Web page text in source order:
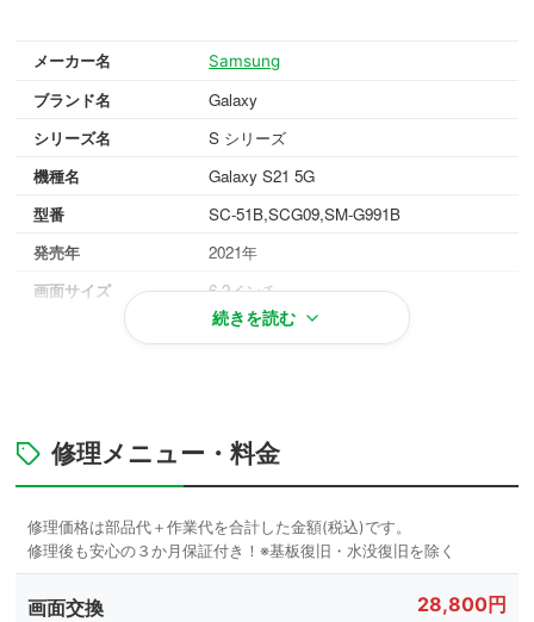
メーカー名 Samsung
ブランド名
Galaxy
シリーズ名
S シリーズ
機種名
Galaxy S21 5G
型番
SC-51B,SCG09,SM-G991B
発売年
2021年
画面サイズ
6.2インチ
169g
本体カラー
ファントムグレー, ファントムバイオレッ
ト等
続きを読む
修理メニュー・料金
画面交換 28,800円